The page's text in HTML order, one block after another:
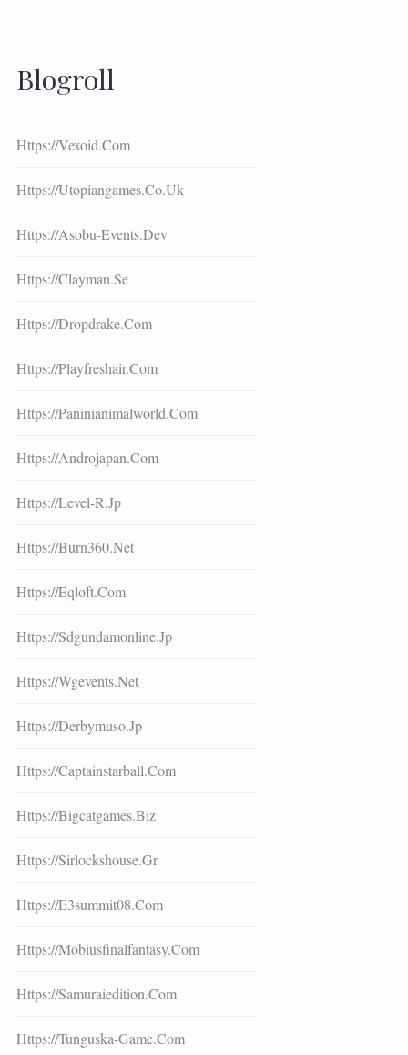
Blogroll
Https://vexoid.com
Https://utopiangames.co.uk
Https://asobu-Events.dev
Https://clayman.se
Https://dropdrake.com
Https://playfreshair.com
Https://paninianimalworld.com
Https://androjapan.com
Https://level-R.jp
Https://burn360.net
Https://eqloft.com
Https://sdgundamonline.jp
Https://wgevents.net
Https://derbymuso.jp
Https://captainstarball.com
Https://bigcatgames.biz
Https://sirlockshouse.gr
Https://e3summit08.com
Https://mobiusfinalfantasy.com
Https://samuraiedition.com
Https://tunguska-Game.com